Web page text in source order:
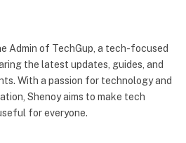
Admin of TechGup, a tech-focused
the latest updates, guides, and
With a passion for technology and
Shenoy aims to make tech
for everyone.